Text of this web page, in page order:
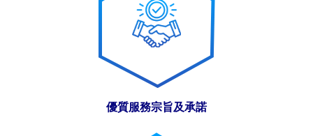
優質服務宗旨及承諾